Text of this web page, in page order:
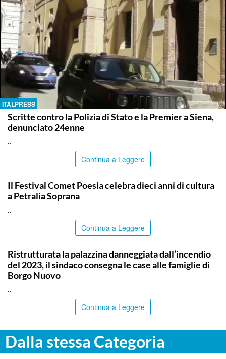
ITALPRESS
Scritte contro la Polizia di Stato e la Premier a Siena,
denunciato 24enne
..
Continua a Leggere
Il Festival Comet Poesia celebra dieci anni di cultura
a Petralia Soprana
..
Continua a Leggere
Ristrutturata la palazzina danneggiata dall’incendio
del 2023, il sindaco consegna le case alle famiglie di
Borgo Nuovo
..
Continua a Leggere
Dalla stessa Categoria
SPORT